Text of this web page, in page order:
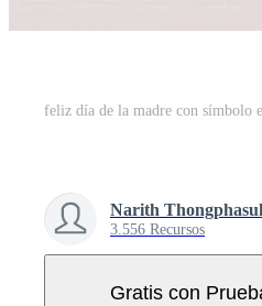
Narith
3.556 Recursos
Gratis con